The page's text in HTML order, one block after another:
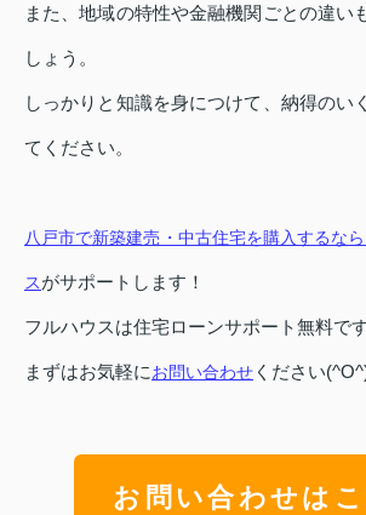
また、地域の特性や金融機関ごとの違い
しょう。
しっかりと知識を身につけて、納得のい
てください。
八戸市で新築建売・中古住宅を購入するな
スがサポートします！
フルハウスは住宅ローンサポート無料で
まずはお気軽にお問い合わせ ください
お問い合わせは